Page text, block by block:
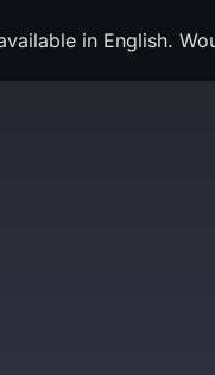
in English.